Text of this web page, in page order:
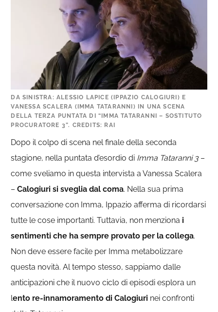
DA SINISTRA: ALESSIO LAPICE (IPPAZIO CALOGIURI) E
VANESSA SCALERA (IMMA TATARANNI) IN UNA SCENA
DELLA TERZA PUNTATA DI “IMMA TATARANNI – SOSTITUTO
PROCURATORE 3”. CREDITS: RAI
Dopo il colpo di scena nel finale della seconda
stagione, nella puntata d’esordio di Imma Tataranni 3–
come sveliamo in questa intervista a Vanessa Scalera
–Calogiuri si sveglia dal coma. Nella sua prima
conversazione con Imma, Ippazio afferma di ricordarsi
tutte le cose importanti. Tuttavia, non menziona i
sentimenti che ha sempre provato per la collega.
Non deve essere facile per Imma metabolizzare
questa novità. Al tempo stesso, sappiamo dalle
anticipazioni che il nuovo ciclo di episodi esplora un
lento re-innamoramento di Calogiuri nei confronti